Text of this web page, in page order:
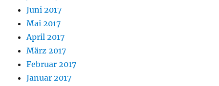
Juni 2017
Mai 2017
April 2017
März 2017
Februar 2017
Januar 2017